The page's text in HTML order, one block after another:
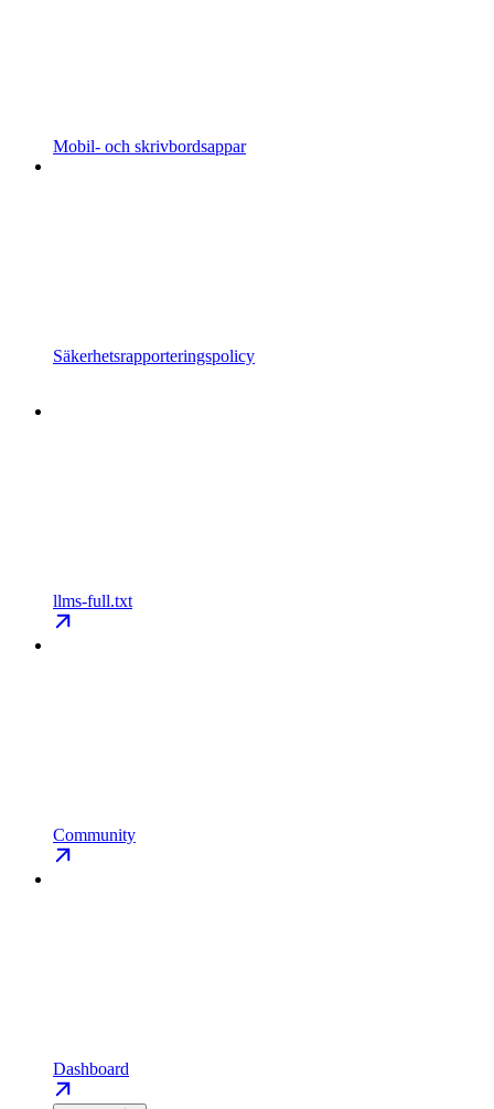
Mobil- och skrivbordsappar
Säkerhetsrapporteringspolicy
llms-full.txt
Community
Dashboard